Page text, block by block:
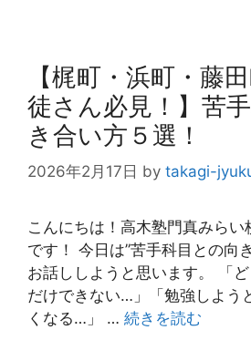
【梶町・浜町・藤
徒さん必見！】苦
き合い方５選！
2026年2月17日 by takagi-
こんにちは！高木塾門真みら
です！ 今日は”苦手科目との向
お話ししようと思います。 「
だけできない…」「勉強しよう
くなる…」 … 続きを読む